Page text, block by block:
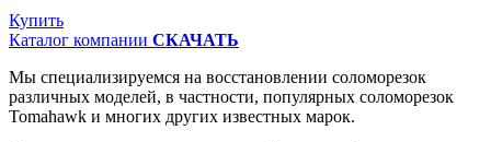
Купить
Каталог компании СКАЧАТЬ
Мы специализируемся на восстановлении соломорезок
различных моделей, в частности, популярных соломорезок
Tomahawk и многих других известных марок.